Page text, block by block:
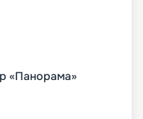
«Панорама»